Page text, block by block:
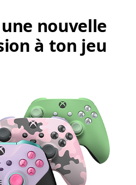
nouvelle
à ton jeu